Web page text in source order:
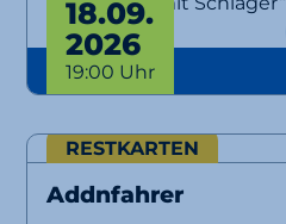
18.09.
2026
19:00 Uhr
RESTKARTEN
Addnfahrer